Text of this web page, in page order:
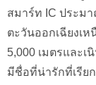
สมาร์ท IC ประม
ตะวันออกเฉียงเห
5,000 เมตรและ
มีชื่อที่น่ารักที่เรียก